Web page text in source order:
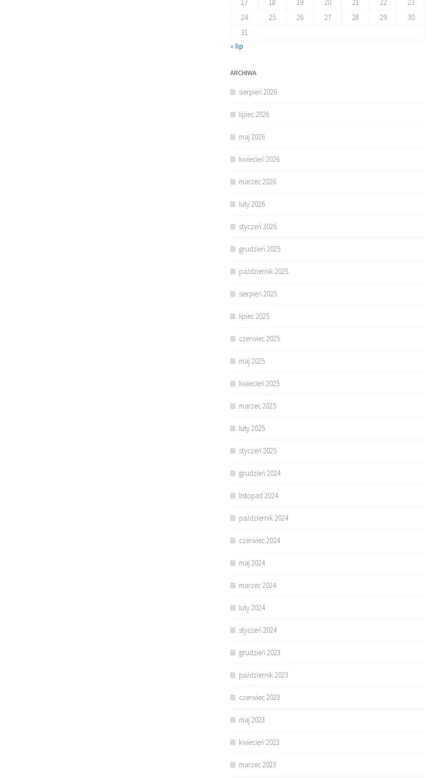
17
18 19 20 21 22
23
24
25 26 27 28 29
30
31
« lip
ARCHIWA
sierpień 2026
lipiec 2026
maj 2026
kwiecień 2026
marzec 2026
luty 2026
styczeń 2026
grudzień 2025
październik 2025
sierpień 2025
lipiec 2025
czerwiec 2025
maj 2025
kwiecień 2025
marzec 2025
luty 2025
styczeń 2025
grudzień 2024
listopad 2024
październik 2024
czerwiec 2024
maj 2024
marzec 2024
luty 2024
styczeń 2024
grudzień 2023
październik 2023
czerwiec 2023
maj 2023
kwiecień 2023
marzec 2023